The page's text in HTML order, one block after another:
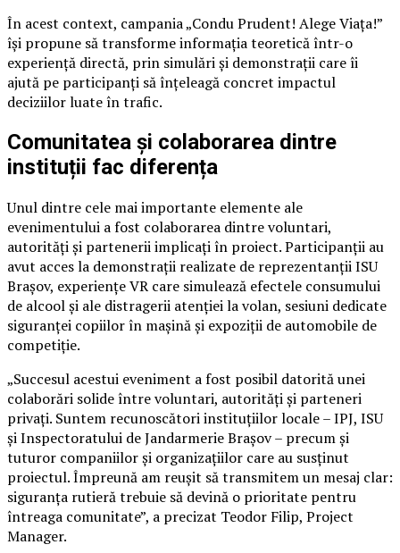
În acest context, campania „Condu Prudent! Alege Viața!”
își propune să transforme informația teoretică într-o
experiență directă, prin simulări și demonstrații care îi
ajută pe participanți să înțeleagă concret impactul
deciziilor luate în trafic.
Comunitatea și colaborarea dintre
instituții fac diferența
Unul dintre cele mai importante elemente ale
evenimentului a fost colaborarea dintre voluntari,
autorități și partenerii implicați în proiect. Participanții au
avut acces la demonstrații realizate de reprezentanții ISU
Brașov, experiențe VR care simulează efectele consumului
de alcool și ale distragerii atenției la volan, sesiuni dedicate
siguranței copiilor în mașină și expoziții de automobile de
competiție.
„Succesul acestui eveniment a fost posibil datorită unei
colaborări solide între voluntari, autorități și parteneri
privați. Suntem recunoscători instituțiilor locale – IPJ, ISU
și Inspectoratului de Jandarmerie Brașov – precum și
tuturor companiilor și organizațiilor care au susținut
proiectul. Împreună am reușit să transmitem un mesaj clar:
siguranța rutieră trebuie să devină o prioritate pentru
întreaga comunitate”, a precizat Teodor Filip, Project
Manager.